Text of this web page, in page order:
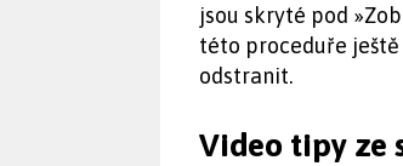
jsou skryté pod
této proceduře
odstranit.
Video tipy ze